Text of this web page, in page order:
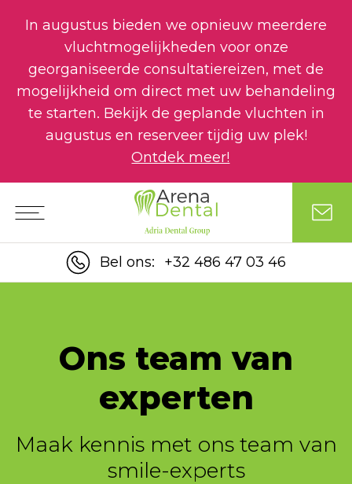
In augustus bieden we opnieuw meerdere
vluchtmogelijkheden voor onze
georganiseerde consultatiereizen, met de
mogelijkheid om direct met uw behandeling
te starten. Bekijk de geplande vluchten in
augustus en reserveer tijdig uw plek!
Ontdek meer!
Bel ons: +32 486 47 03 46
Ons team van
experten
Maak kennis met ons team van
smile-experts